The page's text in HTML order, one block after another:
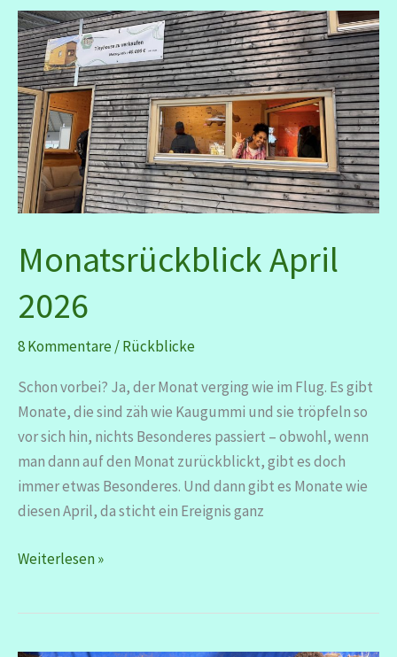
Mai
2026
Monatsrückblick April
2026
8 Kommentare/Rückblicke
Schon vorbei? Ja, der Monat verging wie im Flug. Es gibt
Monate, die sind zäh wie Kaugummi und sie tröpfeln so
vor sich hin, nichts Besonderes passiert – obwohl, wenn
man dann auf den Monat zurückblickt, gibt es doch
immer etwas Besonderes. Und dann gibt es Monate wie
diesen April, da sticht ein Ereignis ganz
Monatsrückblick
Weiterlesen »